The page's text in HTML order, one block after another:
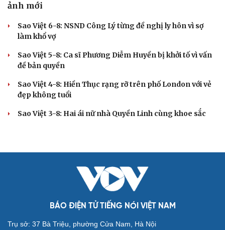
ảnh mới
Sao Việt 6-8: NSND Công Lý từng đề nghị ly hôn vì sợ
làm khổ vợ
Sao Việt 5-8: Ca sĩ Phương Diễm Huyền bị khởi tố vì vấn
đề bản quyền
Sao Việt 4-8: Hiền Thục rạng rỡ trên phố London với vẻ
đẹp không tuổi
Sao Việt 3-8: Hai ái nữ nhà Quyền Linh cùng khoe sắc
BÁO ĐIỆN TỬ TIẾNG NÓI VIỆT NAM
Trụ sở: 37 Bà Triệu, phường Cửa Nam, Hà Nội